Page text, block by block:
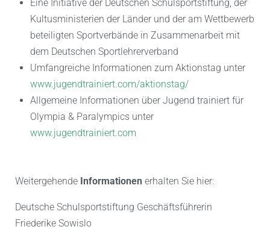
Eine Initiative der Deutschen Schulsportstiftung, der
Kultusministerien der Länder und der am Wettbewerb
beteiligten Sportverbände in Zusammenarbeit mit
dem Deutschen Sportlehrerverband
Umfangreiche Informationen zum Aktionstag unter
www.jugendtrainiert.com/aktionstag/
Allgemeine Informationen über Jugend trainiert für
Olympia & Paralympics unter
www.jugendtrainiert.com
Weitergehende Informationen erhalten Sie hier:
Deutsche Schulsportstiftung Geschäftsführerin
Friederike Sowislo